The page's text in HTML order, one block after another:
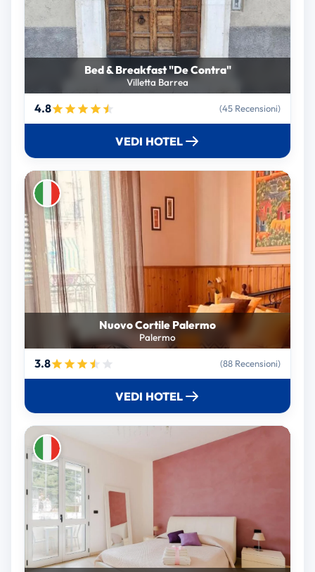
Bed & Breakfast "De Contra"
Villetta Barrea
4.8 (45 Recensioni)
VEDI HOTEL
Nuovo Cortile Palermo
Palermo
3.8 (88 Recensioni)
VEDI HOTEL